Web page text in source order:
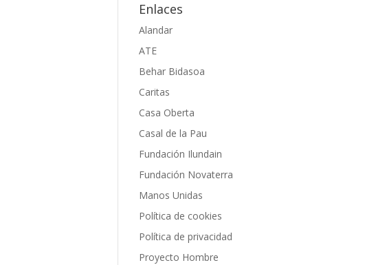
Enlaces
Alandar
ATE
Behar Bidasoa
Caritas
Casa Oberta
Casal de la Pau
Fundación Ilundain
Fundación Novaterra
Manos Unidas
Política de cookies
Política de privacidad
Proyecto Hombre